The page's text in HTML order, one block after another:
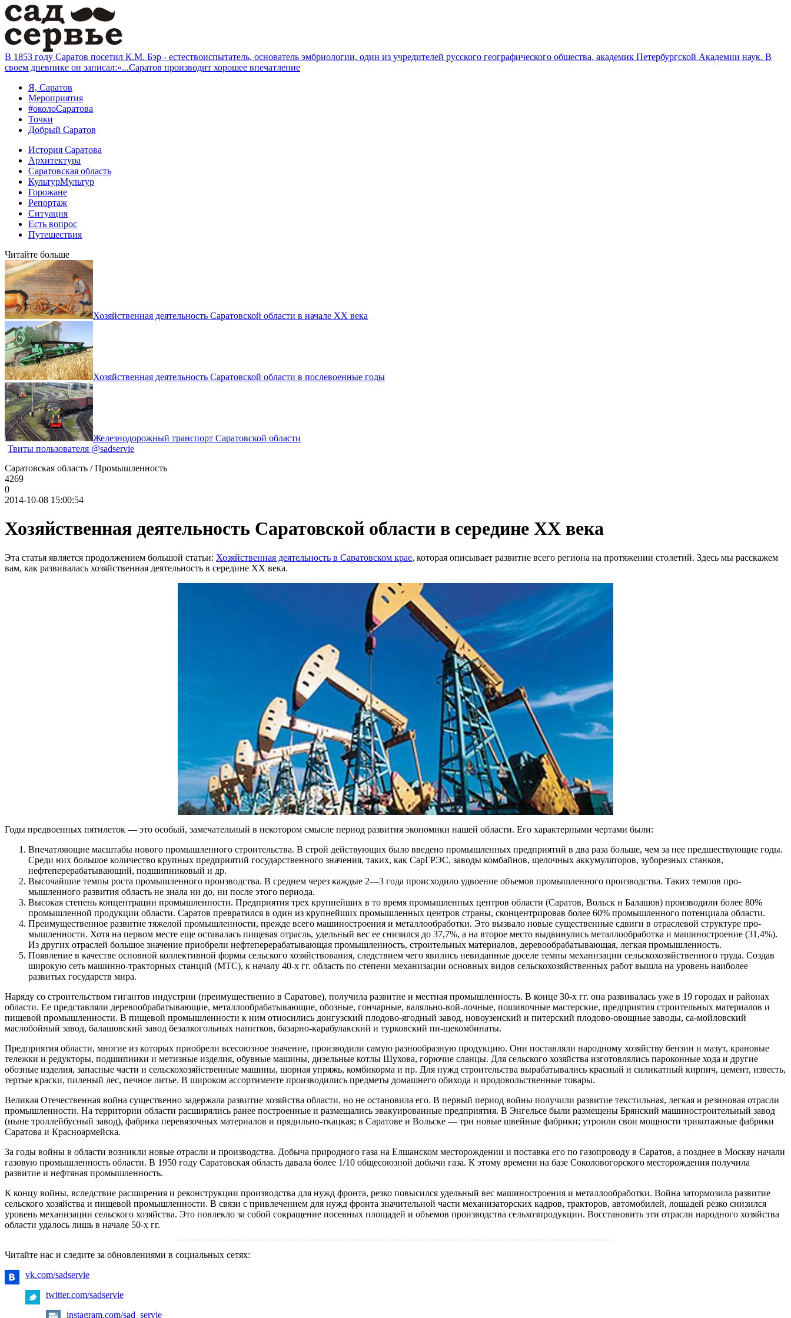
В 1853 году Саратов посетил К.М. Бэр - естествоиспытатель, основатель эмбриологии, один из учредителей русского географического общества, академик Петербургской Академии наук. В
своем дневнике он записал:«...Саратов производит хорошее впечатление
Я, Саратов
Мероприятия
#околоСаратова
Точки
Добрый Саратов
История Саратова
Архитектура
Саратовская область
КультурМультур
Горожане
Репортаж
Ситуация
Есть вопрос
Путешествия
Читайте больше
Хозяйственная деятельность Саратовской области в начале XX века
Хозяйственная деятельность Саратовской области в послевоенные годы
Железнодорожный транс­порт Саратовской области
Твиты пользователя @sadservie
Саратовская область / Промышленность
4269
0
2014-10-08 15:00:54
Хозяйственная деятельность Саратовской области в середине XX века
Эта статья является продолжением большой статьи: Хозяйственная деятельность в Саратовском крае, которая описывает развитие всего региона на протяжении столетий. Здесь мы расскажем
вам, как развивалась хозяйственная деятельность в середине XX века.
Годы предвоенных пятилеток — это особый, замечатель­ный в некотором смысле период развития экономики нашей области. Его характерными чертами были:
Впечатляющие масштабы нового промышленного строи­тельства. В строй действующих было введено промышленных предприятий в два раза больше, чем за нее предшествующие годы.
Среди них большое количество крупных предприятий государственного значения, таких, как СарГРЭС, заводы комбайнов, щелочных аккумуляторов, зуборезных станков,
нефтеперерабатывающий, подшипниковый и др.
Высочайшие темпы роста промышленного производства. В среднем через каждые 2—3 года происходило удвоение объемов промышленного производства. Таких темпов про­
мышленного развития область не знала ни до, ни после этого периода.
Высокая степень концентрации промышленности. Пред­приятия трех крупнейших в то время промышленных центров области (Саратов, Вольск и Балашов) производили более 80%
промышленной продукции области. Саратов превратился в один из крупнейших промышленных центров страны, скон­центрировав более 60% промышленного потенциала области.
Преимущественное развитие тяжелой промышленности, прежде всего машиностроения и металлообработки. Это вызва­ло новые существенные сдвиги в отраслевой структуре про­
мышленности. Хотя на первом месте еще оставалась пищевая отрасль, удельный вес ее снизился до 37,7%, а на второе место выдвинулись металлообработка и машиностроение (31,4%).
Из других отраслей большое значение приобрели нефтепере­рабатывающая промышленность, строительных материалов, деревообрабатывающая, легкая промышленность.
Появление в качестве основной коллективной формы сельского хозяйствования, следствием чего явились невидан­ные доселе темпы механизации сельскохозяйственного труда. Создав
широкую сеть машинно-тракторных станций (МТС), к началу 40-х гг. область по степени механизации основных ви­дов сельскохозяйственных работ вышла на уровень наиболее
развитых государств мира.
Наряду со строительством гигантов индустрии (преимуще­ственно в Саратове), получила развитие и местная промыш­ленность. В конце 30-х гг. она развивалась уже в 19 городах и районах
области. Ее представляли деревообрабатывающие, металлообрабатывающие, обозные, гончарные, валяльно-вой-лочные, пошивочные мастерские, предприятия строительных материалов и
пищевой промышленности. В пищевой промыш­ленности к ним относились донгузский плодово-ягодный за­вод, новоузенский и питерский плодово-овощные заводы, са-мойловский
маслобойный завод, балашовский завод безалко­гольных напитков, базарно-карабулакский и турковский пи-щекомбинаты.
Предприятия области, многие из которых приобрели все­союзное значение, производили самую разнообразную продук­цию. Они поставляли народному хозяйству бензин и мазут, крановые
тележки и редукторы, подшипники и метизные из­делия, обувные машины, дизельные котлы Шухова, горючие сланцы. Для сельского хозяйства изготовлялись пароконные хода и другие
обозные изделия, запасные части и сельско­хозяйственные машины, шорная упряжь, комбикорма и пр. Для нужд строительства вырабатывались красный и сили­катный кирпич, цемент, известь,
тертые краски, пиленый лес, печное литье. В широком ассортименте производились предметы домашнего обихода и продовольственные товары.
Великая Отечественная война существенно задержала раз­витие хозяйства области, но не остановила его. В первый период войны получили развитие текстильная, легкая и резиновая отрасли
промышленности. На территории области расширялись ранее построенные и размещались эва­куированные предприятия. В Энгельсе были размещены Брянский машиностроительный завод
(ныне троллейбусный завод), фабрика перевязочных материалов и прядильно-ткацкая; в Саратове и Вольске — три новые швейные фабрики; утроили свои мощности трикотажные фабрики
Саратова и Красноармейска.
За годы войны в области возникли новые отрасли и произ­водства. Добыча природного газа на Елшанском месторожде­нии и поставка его по газопроводу в Саратов, а позднее в Мо­скву начали
газовую промышленность области. В 1950 году Саратовская об­ласть давала более 1/10 общесоюзной добычи газа. К этому времени на базе Соколовогорского месторождения получила
развитие и нефтяная промышленность.
К концу войны, вследствие расширения и реконструкции производства для нужд фронта, резко повысился удельный вес машиностроения и металлообработки. Война затормозила развитие
сельского хозяйства и пищевой промышленности. В связи с привлечением для нужд фронта значительной части механизаторских кадров, тракторов, автомобилей, лошадей резко снизился
уровень механизации сельского хозяйства. Это повлекло за собой сокращение посевных площадей и объемов производства сельхозпродукции. Восстановить эти отрасли народного хозяйства
области удалось лишь в начале 50-х гг.
Читайте нас и следите за обновлениями в социальных сетях:
vk.com/sadservie
twitter.com/sadservie
instagram.com/sad_servie